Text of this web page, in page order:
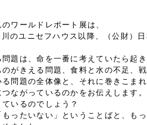
ワールドレポート展は、
のユニセフハウス以降、（公財）
題は、命を一番に考えていたら起
がきえる問題、食料と水の不足、
問題の全体像と、それに巻きこま
ながっているのかをお伝えします。
いるのでしょう？
ったいない」ということばと、も